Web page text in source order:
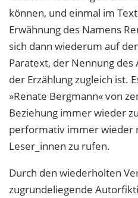
können, und einmal im
Erwähnung des Namens
sich dann wiederum auf
Paratext, der Nennung
der Erzählung zugleich ist.
»Renate Bergmann« von
Beziehung immer wieder
performativ immer wieder
Leser_innen zu rufen.
Durch den wiederholten
zugrundeliegende